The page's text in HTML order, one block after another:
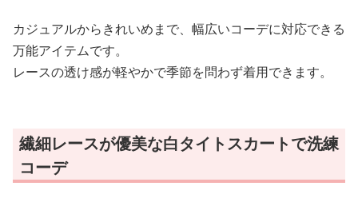
カジュアルからきれいめまで、幅広いコーデに対応できる
万能アイテムです。
レースの透け感が軽やかで季節を問わず着用できます。
繊細レースが優美な白タイトスカートで洗練
コーデ